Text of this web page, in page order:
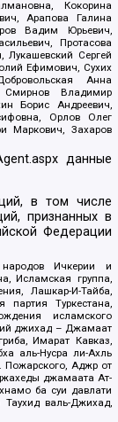
Кокорина
Арапова Галина
Вадим Юрьевич,
Протасова
Лукашевский Сергей
Ефимович, Сухих
Анна
Смирнов Владимир
Борис Андреевич,
Орлов Олег
Маркович, Захаров
данные
в том числе
признанных в
Федерации
Ичкерии и
Исламская группа,
Лашкар-И-Тайба,
Туркестана,
исламского
джихад – Джамаат
Имарат Кавказ,
аль-Нусра ли-Ахль
Аджр от
джамаата Ат-
ба суи давлати
Таухид валь-Джихад,